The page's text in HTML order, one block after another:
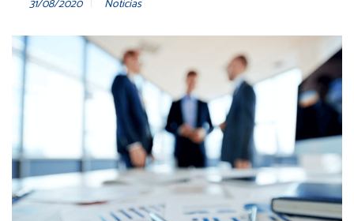
31/08/2020 Notícias